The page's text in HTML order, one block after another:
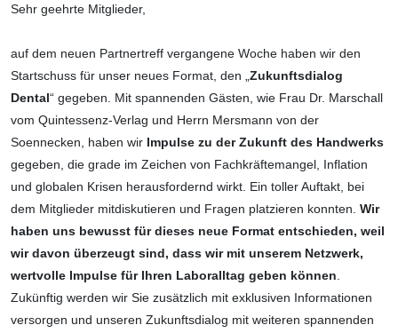
Sehr geehrte Mitglieder,
auf dem neuen Partnertreff vergangene Woche haben wir den
Startschuss für unser neues Format, den „ Zukunftsdialog
Dental“ gegeben. Mit spannenden Gästen, wie Frau Dr. Marschall
vom Quintessenz-Verlag und Herrn Mersmann von der
Soennecken, haben wir Impulse zu der Zukunft des Handwerks
gegeben, die grade im Zeichen von Fachkräftemangel, Inflation
und globalen Krisen herausfordernd wirkt. Ein toller Auftakt, bei
dem Mitglieder mitdiskutieren und Fragen platzieren konnten. Wir
haben uns bewusst für dieses neue Format entschieden, weil
wir davon überzeugt sind, dass wir mit unserem Netzwerk,
wertvolle Impulse für Ihren Laboralltag geben können
Zukünftig werden wir Sie zusätzlich mit exklusiven Informationen
versorgen und unseren Zukunftsdialog mit weiteren spannenden